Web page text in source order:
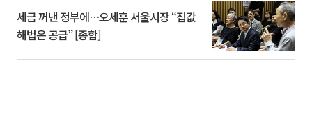
세금 꺼낸 정부에…오세훈 서울시장 “집값
해법은 공급” [종합]